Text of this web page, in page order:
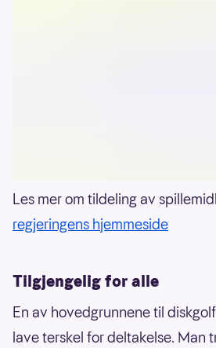
Les mer om tildeling av
regjeringens hjemmeside
Tilgjengelig for alle
En av hovedgrunnene til
lave terskel for deltakelse. Man